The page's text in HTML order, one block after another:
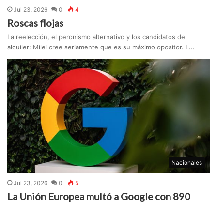
Jul 23, 2026 0 4
Roscas flojas
La reelección, el peronismo alternativo y los candidatos de
alquiler: Milei cree seriamente que es su máximo opositor. L...
Nacionales
Jul 23, 2026 0 5
La Unión Europea multó a Google con 890